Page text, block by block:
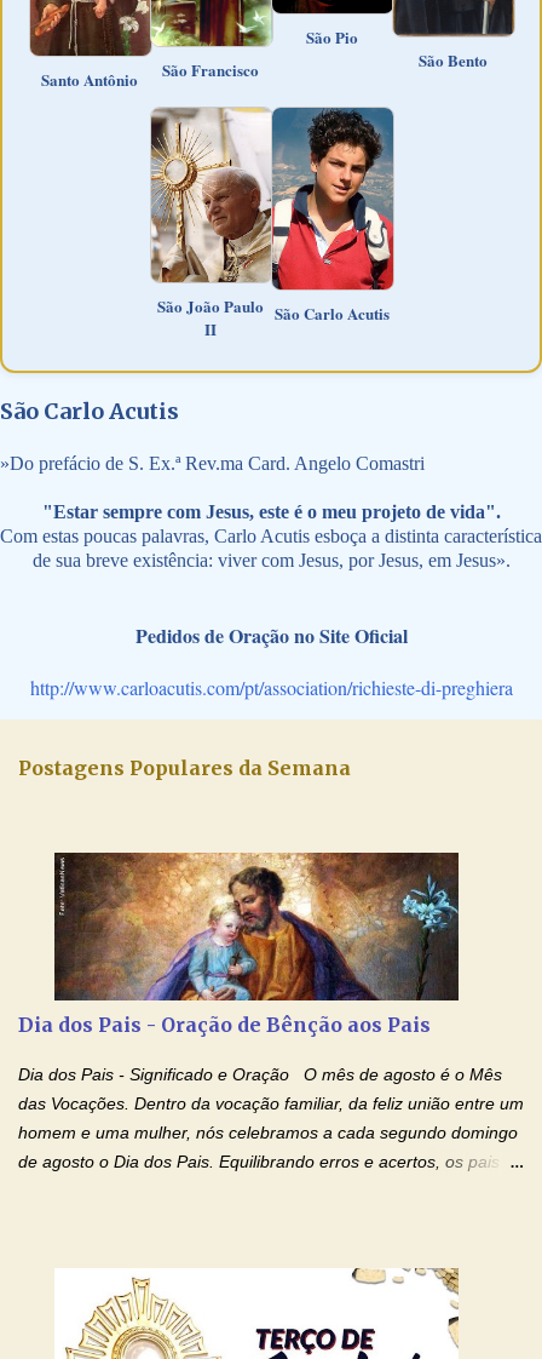
Santo Antônio São Francisco
São Pio
São Bento
São João Paulo
II
São Carlo Acutis
São Carlo Acutis
»Do prefácio de S. Ex.ª Rev.ma Card. Angelo Comastri
"Estar sempre com Jesus, este é o meu projeto de vida".
Com estas poucas palavras, Carlo Acutis esboça a distinta característica
de sua breve existência: viver com Jesus, por Jesus, em Jesus».
Pedidos de Oração no Site Oficial
http://www.carloacutis.com/pt/association/richieste-di-preghiera
Postagens Populares da Semana
Dia dos Pais - Oração de Bênção aos Pais
Dia dos Pais - Significado e Oração O mês de agosto é o Mês
das Vocações. Dentro da vocação familiar, da feliz união entre um
homem e uma mulher, nós celebramos a cada segundo domingo
de agosto o Dia dos Pais. Equilibrando erros e acertos, os pais
conforto, boa alimentação, educação de qualidade. E, em geral,
procuram orientá-los para que enfrentem o mundo, com suas
alegrias, com seus dissabores. Acompanham-nos em suas